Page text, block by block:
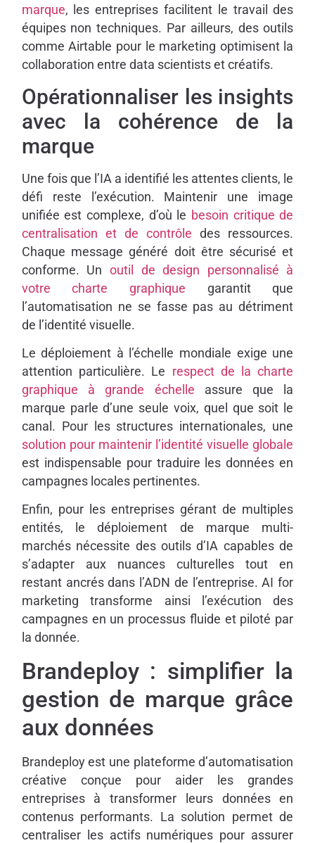
marque, les entreprises facilitent le travail des
équipes non techniques. Par ailleurs, des outils
comme Airtable pour le marketing optimisent la
collaboration entre data scientists et créatifs.
Opérationnaliser les insights
avec la cohérence de la
marque
Une fois que l’IA a identifié les attentes clients, le
défi reste l’exécution. Maintenir une image
unifiée est complexe, d’où le besoin critique de
centralisation et de contrôle des ressources.
Chaque message généré doit être sécurisé et
conforme. Un outil de design personnalisé à
votre charte graphique garantit que
l’automatisation ne se fasse pas au détriment
de l’identité visuelle.
Le déploiement à l’échelle mondiale exige une
attention particulière. Le respect de la charte
graphique à grande échelle assure que la
marque parle d’une seule voix, quel que soit le
canal. Pour les structures internationales, une
solution pour maintenir l’identité visuelle globale
est indispensable pour traduire les données en
campagnes locales pertinentes.
Enfin, pour les entreprises gérant de multiples
entités, le déploiement de marque multi-
marchés nécessite des outils d’IA capables de
s’adapter aux nuances culturelles tout en
restant ancrés dans l’ADN de l’entreprise. AI for
marketing transforme ainsi l’exécution des
campagnes en un processus fluide et piloté par
la donnée.
Brandeploy : simplifier la
gestion de marque grâce
aux données
Brandeploy est une plateforme d’automatisation
créative conçue pour aider les grandes
entreprises à transformer leurs données en
contenus performants. La solution permet de
centraliser les actifs numériques pour assurer